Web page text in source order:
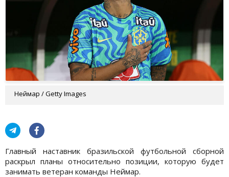
Неймар / Getty Images
Главный наставник бразильской футбольной сборной
раскрыл планы относительно позиции, которую будет
занимать ветеран команды Неймар.